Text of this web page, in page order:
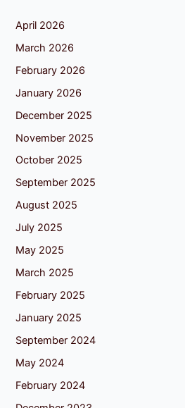
April 2026
March 2026
February 2026
January 2026
December 2025
November 2025
October 2025
September 2025
August 2025
July 2025
May 2025
March 2025
February 2025
January 2025
September 2024
May 2024
February 2024